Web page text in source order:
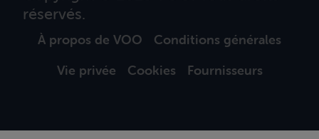
réservés.
À propos de VOO
Conditions générales
Vie privée
Cookies Fournisseurs